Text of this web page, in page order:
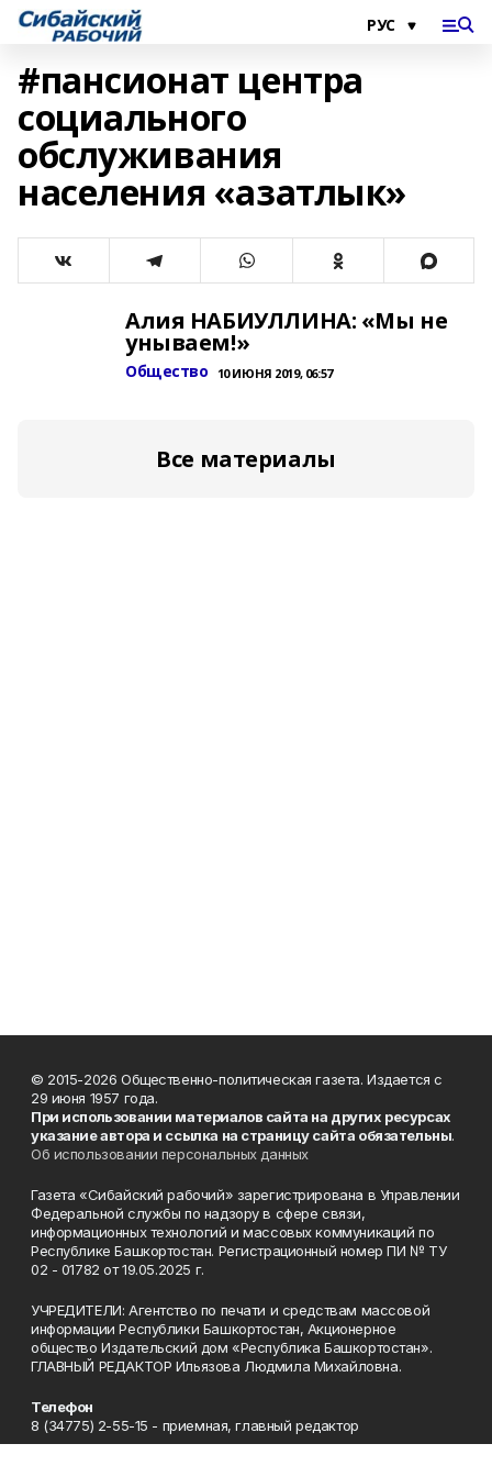
#пансионат центра
социального
обслуживания
населения «азатлык»
Алия НАБИУЛЛИНА: «Мы не
унываем!»
Общество 10 ИЮНЯ 2019, 06:57
Все материалы
© 2015-2026 Общественно-политическая газета. Издается с
29 июня 1957 года.
При использовании материалов сайта на других ресурсах
указание автора и ссылка на страницу сайта обязательны.
Об использовании персональных данных
Газета «Сибайский рабочий» зарегистрирована в Управлении
Федеральной службы по надзору в сфере связи,
информационных технологий и массовых коммуникаций по
Республике Башкортостан. Регистрационный номер ПИ № ТУ
02 - 01782 от 19.05.2025 г.
УЧРЕДИТЕЛИ: Агентство по печати и средствам массовой
информации Республики Башкортостан, Акционерное
общество Издательский дом «Республика Башкортостан».
ГЛАВНЫЙ РЕДАКТОР Ильязова Людмила Михайловна.
Телефон
8 (34775) 2-55-15 - приемная, главный редактор